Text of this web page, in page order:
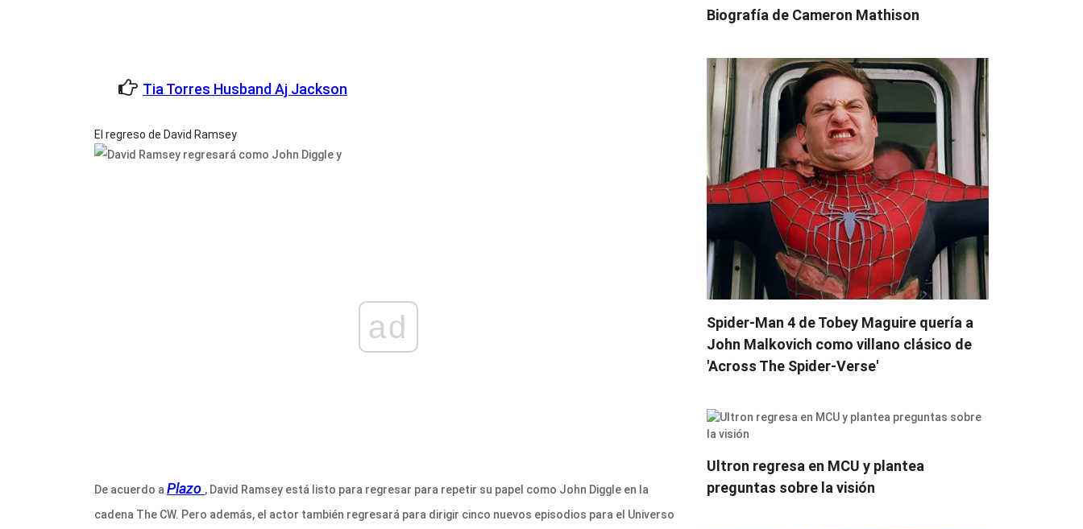
Tia Torres Husband Aj Jackson
El regreso de David Ramsey
ad
De acuerdo a Plazo , David Ramsey está listo para regresar para repetir su papel como John Diggle en la
cadena The CW. Pero además, el actor también regresará para dirigir cinco nuevos episodios para el Universo
Biografía de Cameron Mathison
Spider-Man 4 de Tobey Maguire quería a
John Malkovich como villano clásico de
'Across The Spider-Verse'
Ultron regresa en MCU y plantea
preguntas sobre la visión